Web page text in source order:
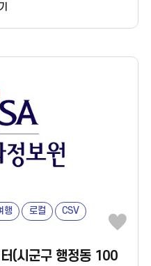
다. ㅇ 데이터 출처
포털 지역N문화
행 로컬 CSV
(시군구 행정동 100